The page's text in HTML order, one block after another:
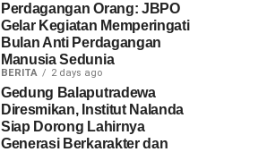
Perdagangan Orang: JBPO
Gelar Kegiatan Memperingati
Bulan Anti Perdagangan
Manusia Sedunia
BERITA 2 days ago
Gedung Balaputradewa
Diresmikan, Institut Nalanda
Siap Dorong Lahirnya
Generasi Berkarakter dan